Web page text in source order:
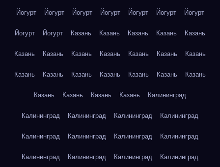
Йогурт Йогурт Йогурт Йогурт Йогурт Йогурт Йогурт
Йогурт Йогурт Казань Казань Казань Казань Казань
Казань Казань Казань Казань Казань Казань Казань
Казань Казань Казань Казань Казань Казань Казань
Казань Казань Казань Казань Калининград
Калининград Калининград Калининград Калининград
Калининград Калининград Калининград Калининград
Калининград Калининград Калининград Калининград